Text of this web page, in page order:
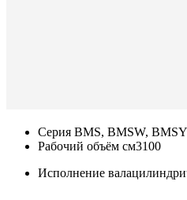
Серия BMS, BMSW, BMSY
Рабочий объём см3100
Исполнение вала